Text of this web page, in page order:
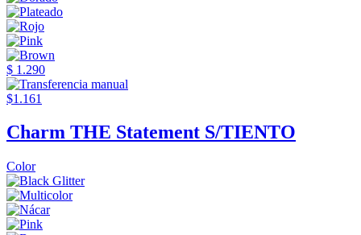
$ 1.290
$1.161
Charm THE Statement S/TIENTO
Color